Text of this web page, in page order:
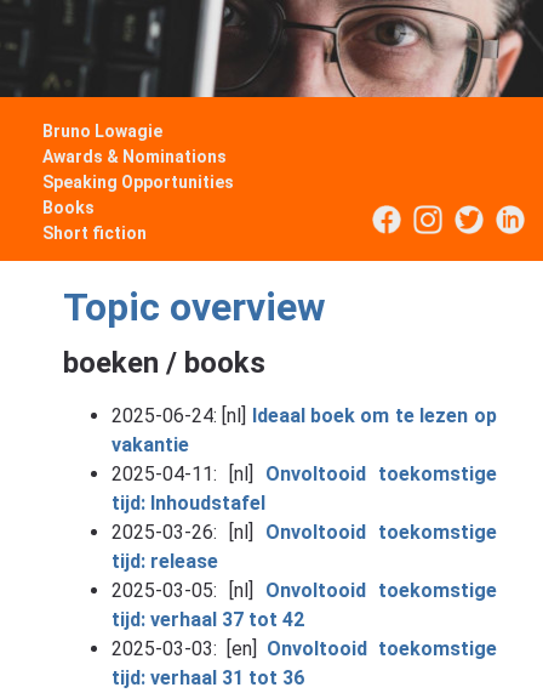
Bruno Lowagie
Awards & Nominations
Speaking Opportunities
Books
Short fiction
Topic overview
boeken / books
2025-06-24: [nl] Ideaal boek om te lezen op
vakantie
2025-04-11: [nl] Onvoltooid toekomstige
tijd: Inhoudstafel
2025-03-26: [nl] Onvoltooid toekomstige
tijd: release
2025-03-05: [nl] Onvoltooid toekomstige
tijd: verhaal 37 tot 42
2025-03-03: [en] Onvoltooid toekomstige
tijd: verhaal 31 tot 36